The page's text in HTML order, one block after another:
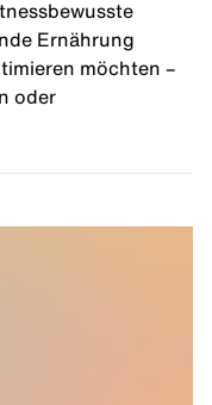
Ernährung
möchten –
oder